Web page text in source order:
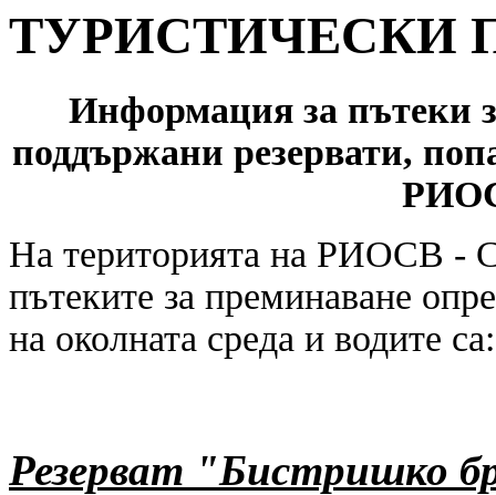
ТУРИСТИЧЕСКИ
Информация за пътеки
поддържани резервати,
На територията на РИОСВ -
пътеките за преминаване
на околната среда и водите са:
Резерват "Бистришко